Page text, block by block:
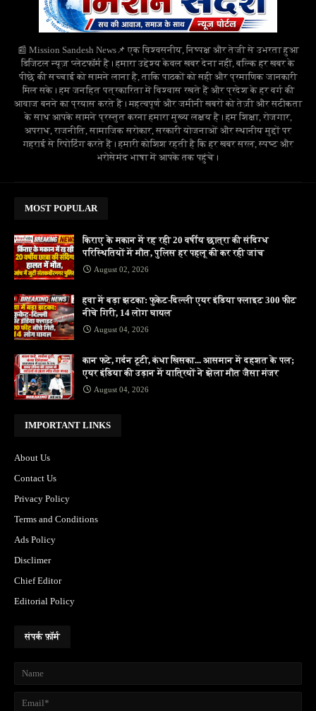
📰 Mission Sandesh News📌 एक विश्वसनीय, निष्पक्ष और तेजी से उभरता हुआ
डिजिटल न्यूज़ प्लेटफॉर्म है। हमारा उद्देश्य केवल खबर देना नहीं, बल्कि हर खबर के
पीछे की सच्चाई को सामने लाना है, ताकि पाठकों को सही और प्रमाणिक जानकारी
मिल सके। हम जनहित पत्रकारिता में विश्वास रखते हैं और प्रदेश के हर वर्ग की
आवाज बनने का प्रयास करते हैं। महत्वपूर्ण और जमीनी खबरों को तेज़ी और सटीकता
के साथ आपके सामने प्रस्तुत करना हमारा मुख्य लक्ष्य है। हम शिक्षा, रोजगार,
अपराध, राजनीति, सामाजिक सरोकार, सरकारी योजनाओं और स्थानीय मुद्दों पर
गहराई से रिपोर्टिंग करते हैं। हमारी कोशिश रहती है कि हर खबर सरल, स्पष्ट और
भरोसेमंद भाषा में आपके तक पहुंचे।
MOST POPULAR
किराए के मकान में रह रही 20 वर्षीय छात्रा की संदिग्ध
परिस्थितियों में मौत, पुलिस हर पहलू की कर रही जांच
August 02, 2026
हवा में बड़ा झटका: फुकेट-दिल्ली एयर इंडिया फ्लाइट 300 फीट
नीचे गिरी, 14 लोग घायल
August 04, 2026
कान फटे, गर्दन टूटी, कंधा खिसका... आसमान में दहशत के पल;
एयर इंडिया की उड़ान में यात्रियों ने झेला मौत जैसा मंजर
August 04, 2026
IMPORTANT LINKS
About Us
Contact Us
Privacy Policy
Terms and Conditions
Ads Policy
Disclimer
Chief Editor
Editorial Policy
संपर्क फ़ॉर्म